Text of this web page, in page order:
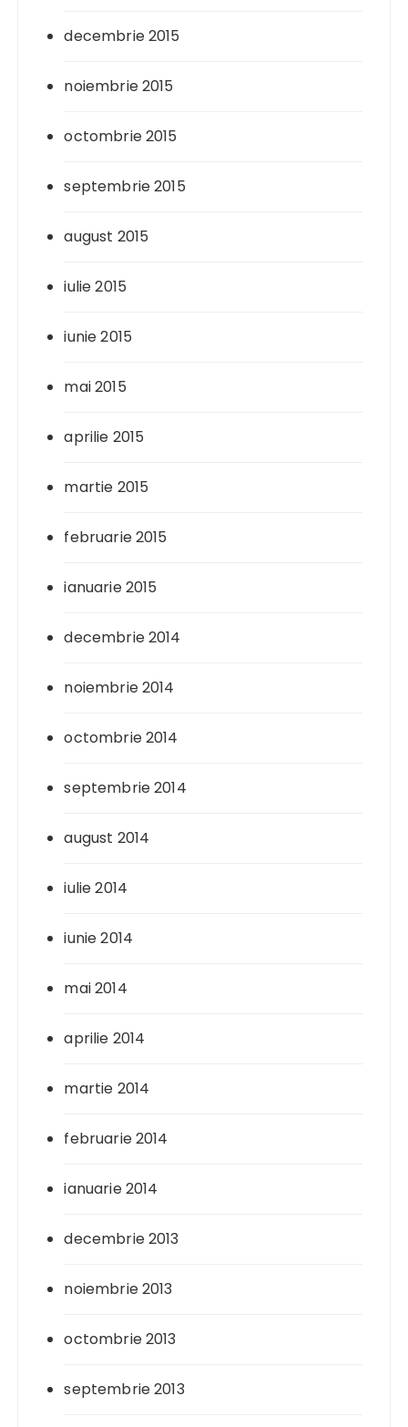
decembrie 2015
noiembrie 2015
octombrie 2015
septembrie 2015
august 2015
iulie 2015
iunie 2015
mai 2015
aprilie 2015
martie 2015
februarie 2015
ianuarie 2015
decembrie 2014
noiembrie 2014
octombrie 2014
septembrie 2014
august 2014
iulie 2014
iunie 2014
mai 2014
aprilie 2014
martie 2014
februarie 2014
ianuarie 2014
decembrie 2013
noiembrie 2013
octombrie 2013
septembrie 2013